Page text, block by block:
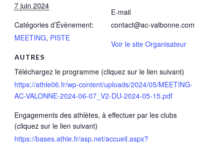
7 juin 2024
Catégories d’Évènement:
MEETING, PISTE
E-mail
contact@ac-valbonne.com
Voir le site Organisateur
AUTRES
Téléchargez le programme (cliquez sur le lien suivant)
https://athle06.fr/wp-content/uploads/2024/05/MEETING-
AC-VALONNE-2024-06-07_V2-DU-2024-05-15.pdf
Engagements des athlètes, à effectuer par les clubs
(cliquez sur le lien suivant)
https://bases.athle.fr/asp.net/accueil.aspx?